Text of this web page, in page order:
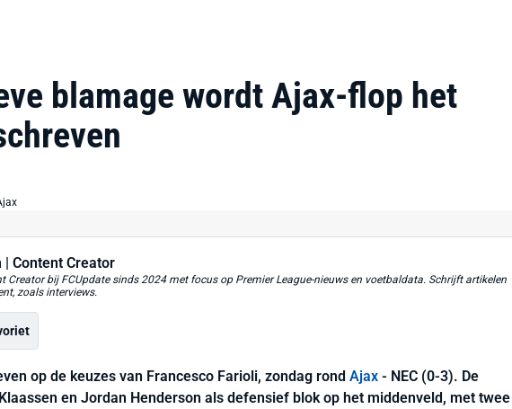
blamage wordt Ajax-flop het
| Content Creator
Creator bij FCUpdate sinds 2024 met focus op Premier League-nieuws en voetbaldata. Schrijft artikelen
zoals interviews.
op de keuzes van Francesco Farioli, zondag rond Ajax - NEC (0-3). De
en Jordan Henderson als defensief blok op het middenveld, met twee